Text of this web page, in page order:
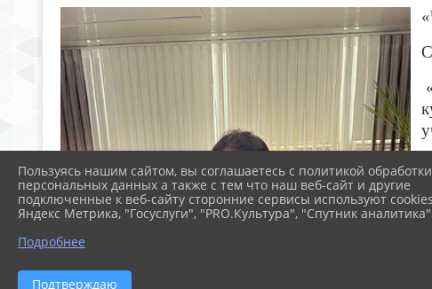
Пользуясь нашим сайтом, вы соглашаетесь с политикой обработки
персональных данных а также с тем что наш веб-сайт и другие
подключенные к веб-сайту сторонние сервисы используют
Яндекс Метрика, "Госуслуги", "PRO.Культура", "Спутник
Подробнее
Подтверждаю